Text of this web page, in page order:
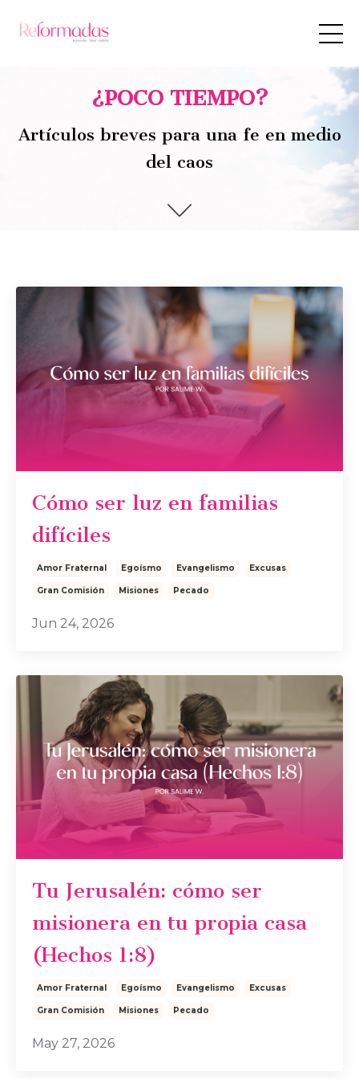
¿POCO TIEMPO?
Artículos breves para una fe en medio
del caos
Cómo ser luz en familias
difíciles
Amor Fraternal Egoísmo Evangelismo Excusas
Gran Comisión Misiones Pecado
Jun 24, 2026
Tu Jerusalén: cómo ser
misionera en tu propia casa
(Hechos 1:8)
Amor Fraternal Egoísmo Evangelismo Excusas
Gran Comisión Misiones Pecado
May 27, 2026